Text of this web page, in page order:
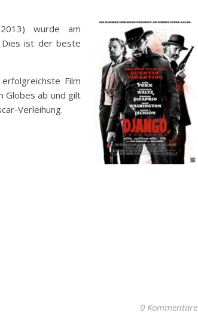
wurde am
Dies ist der beste
Film
Globes ab und gilt
Verleihung.
0 Kommentare